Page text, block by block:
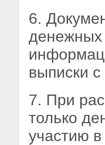
6.
денежных
выписки
7. При
только
участию